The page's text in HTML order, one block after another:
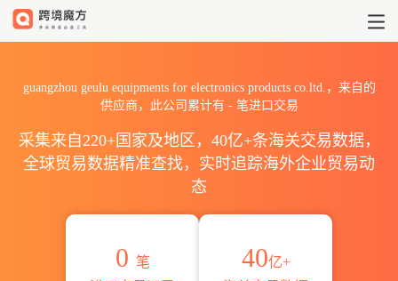
guangzhou geulu equipments for electronics products co.ltd.，来自的
供应商，此公司累计有 -笔进口交易
采集来自220+国家及地区，40亿+条海关交易数据，
全球贸易数据精准查找，实时追踪海外企业贸易动
态
0 笔
40亿+